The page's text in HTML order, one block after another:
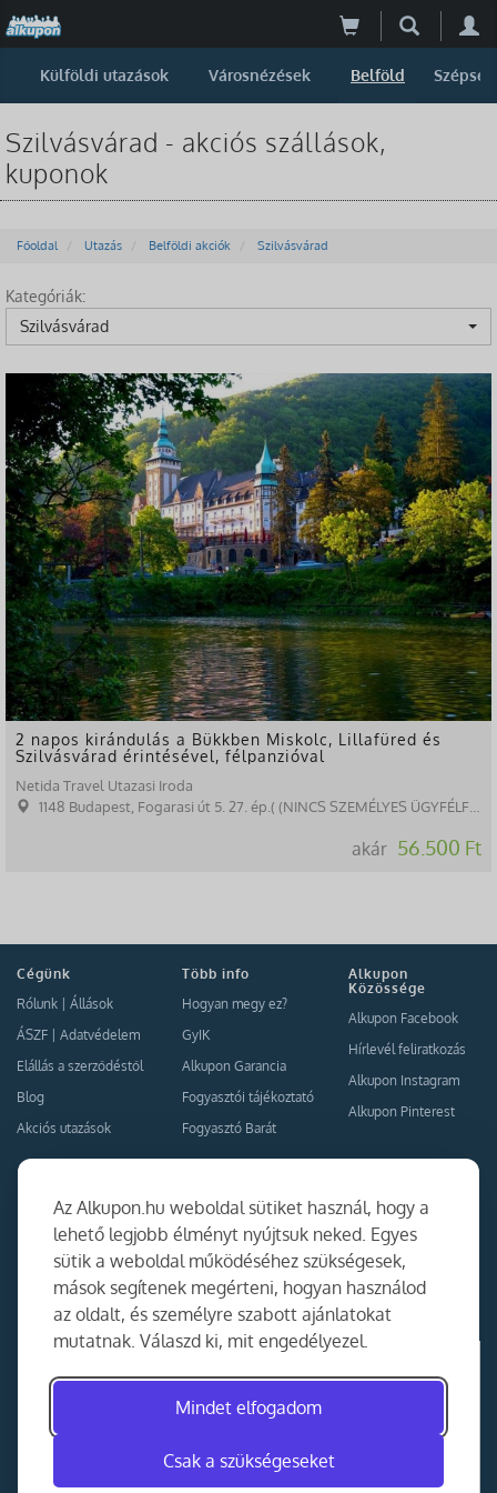
Az Alkupon.hu weboldal sütiket használ, hogy a
lehető legjobb élményt nyújtsuk neked. Egyes
sütik a weboldal működéséhez szükségesek,
mások segítenek megérteni, hogyan használod
az oldalt, és személyre szabott ajánlatokat
mutatnak. Válaszd ki, mit engedélyezel.
Mindet elfogadom
Csak a szükségeseket
Külföldi utazások Városnézések Belföld Szépség
Szilvásvárad - akciós szállások,
kuponok
Főoldal Utazás Belföldi akciók Szilvásvárad
Kategóriák:
Szilvásvárad
2 napos kirándulás a Bükkben Miskolc, Lillafüred és
Szilvásvárad érintésével, félpanzióval
Netida Travel Utazasi Iroda
1148 Budapest, Fogarasi út 5. 27. ép.( (NINCS SZEMÉLYES ÜGYFÉLFOGADÁS)
akár 56.500 Ft
Cégünk
Rólunk | Állások
ÁSZF | Adatvédelem
Elállás a szerződéstől
Blog
Akciós utazások
Több info
Hogyan megy ez?
GyIK
Alkupon Garancia
Fogyasztói tájékoztató
Fogyasztó Barát
Alkupon
Közössége
Alkupon Facebook
Hírlevél feliratkozás
Alkupon Instagram
Alkupon Pinterest
Együttműködés
Kapcsolat
Ajánlj nekünk!
Partner Belépés